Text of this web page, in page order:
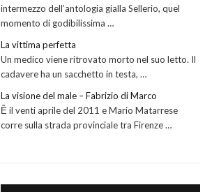
intermezzo dell’antologia gialla Sellerio, quel
momento di godibilissima …
La vittima perfetta
Un medico viene ritrovato morto nel suo letto. Il
cadavere ha un sacchetto in testa, …
La visione del male – Fabrizio di Marco
Ề il venti aprile del 2011 e Mario Matarrese
corre sulla strada provinciale tra Firenze …